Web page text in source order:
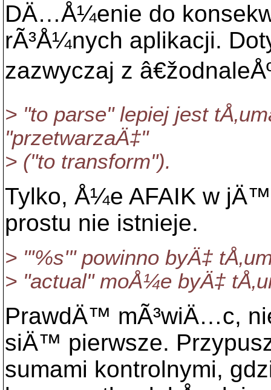
DÄ…Å¼enie do
rÃ³Å¼nych aplikacji.
zazwyczaj z
> "to parse" lepiej jest
"przetwarzaÄ‡"
> ("to transform").
Tylko, Å¼e AFAIK w
prostu nie istnieje.
> "'%s'" powinno byÄ‡
> "actual" moÅ¼e byÄ‡
PrawdÄ™ mÃ³wiÄ…c,
siÄ™ pierwsze.
sumami kontrolnymi,